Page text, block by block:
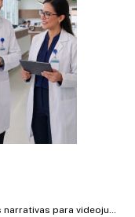
videojuegos y para cine 3D serán realizadas desde el Quindío